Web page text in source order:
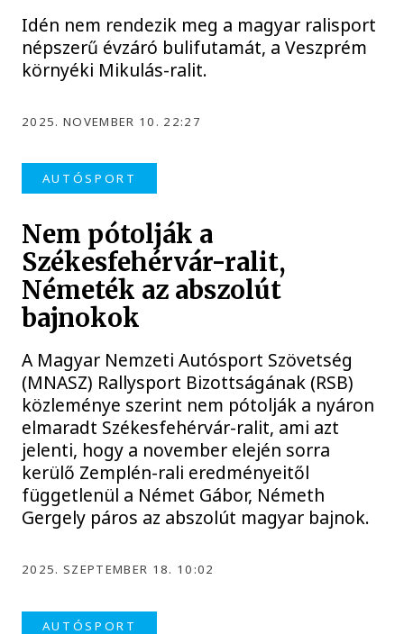
Idén nem rendezik meg a magyar ralisport
népszerű évzáró bulifutamát, a Veszprém
környéki Mikulás-ralit.
2025. NOVEMBER 10. 22:27
AUTÓSPORT
Nem pótolják a
Székesfehérvár-ralit,
Németék az abszolút
bajnokok
A Magyar Nemzeti Autósport Szövetség
(MNASZ) Rallysport Bizottságának (RSB)
közleménye szerint nem pótolják a nyáron
elmaradt Székesfehérvár-ralit, ami azt
jelenti, hogy a november elején sorra
kerülő Zemplén-rali eredményeitől
függetlenül a Német Gábor, Németh
Gergely páros az abszolút magyar bajnok.
2025. SZEPTEMBER 18. 10:02
AUTÓSPORT